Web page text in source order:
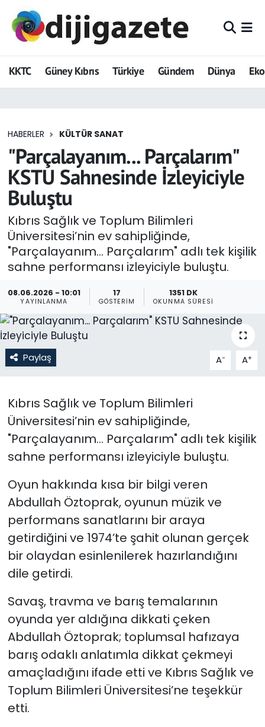
KKTC Güney Kıbrıs Türkiye Gündem Dünya
HABERLER KÜLTÜR SANAT
"Parçalayanım... Parçalarım"
KSTU Sahnesinde İzleyiciyle
Buluştu
Kıbrıs Sağlık ve Toplum Bilimleri
Üniversitesi’nin ev sahipliğinde,
"Parçalayanım... Parçalarım" adlı tek kişilik
sahne performansı izleyiciyle buluştu.
08.06.2026 - 10:01
YAYINLANMA
17
GÖSTERIM
1351 DK
OKUNMA SÜRESI
Paylaş A- A+
Kıbrıs Sağlık ve Toplum Bilimleri
Üniversitesi’nin ev sahipliğinde,
"Parçalayanım... Parçalarım" adlı tek kişilik
sahne performansı izleyiciyle buluştu.
Oyun hakkında kısa bir bilgi veren
Abdullah Öztoprak, oyunun müzik ve
performans sanatlarını bir araya
getirdiğini ve 1974’te şahit olunan gerçek
bir olaydan esinlenilerek hazırlandığını
dile getirdi.
Savaş, travma ve barış temalarının
oyunda yer aldığına dikkati çeken
Abdullah Öztoprak; toplumsal hafızaya
barış odaklı anlatımla dikkat çekmeyi
amaçladığını ifade etti ve Kıbrıs Sağlık ve
Toplum Bilimleri Üniversitesi’ne teşekkür
etti.
ADVERTORIAL
Dijigazete
Eğitim
Ekonomi
Foto Galeri
GEZİ
Güncel
Gündem
KKTC
KKTC YEREL SEÇİM 2018
Magazin
Moda
Nöbetçi Eczaneler
Otomobil Dünyası
Politika
SAĞLIK
Teknoloji
TÜRKiYE
Video Galeri
Hava Durumu
Trafik Durumu
Tüm Manşetler
Son Dakika Haberleri
Haber Arşivi